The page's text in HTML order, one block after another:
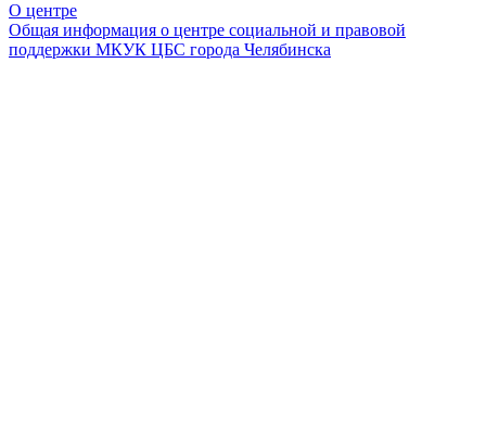
О центре
Общая информация о центре социальной и правовой
поддержки МКУК ЦБС города Челябинска